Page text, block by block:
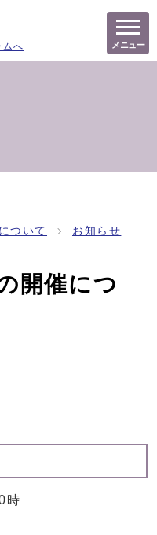
ムへ メニュー
ついて お知らせ
開催につ
時